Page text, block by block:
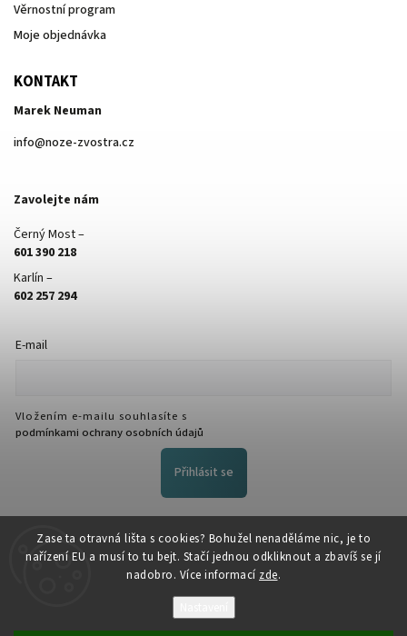
Zase ta otravná lišta s cookies? Bohužel nenaděláme nic, je to
nařízení EU a musí to tu bejt. Stačí jednou odkliknout a zbavíš se jí
nadobro. Více informací zde.
Věrnostní program
Moje objednávka
KONTAKT
Marek Neuman
info@noze-zvostra.cz
Zavolejte nám
Černý Most –
601 390 218
Karlín –
602 257 294
E-mail
Vložením e-mailu souhlasíte s
podmínkami ochrany osobních údajů
Přihlásit se
FACEBOOK